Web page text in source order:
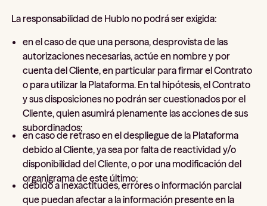
La responsabilidad de Hublo no podrá ser exigida:
en el caso de que una persona, desprovista de las
autorizaciones necesarias, actúe en nombre y por
cuenta del Cliente, en particular para firmar el Contrato
o para utilizar la Plataforma. En tal hipótesis, el Contrato
y sus disposiciones no podrán ser cuestionados por el
Cliente, quien asumirá plenamente las acciones de sus
subordinados;
en caso de retraso en el despliegue de la Plataforma
debido al Cliente, ya sea por falta de reactividad y/o
disponibilidad del Cliente, o por una modificación del
organigrama de este último;
debido a inexactitudes, errores o información parcial
que puedan afectar a la información presente en la